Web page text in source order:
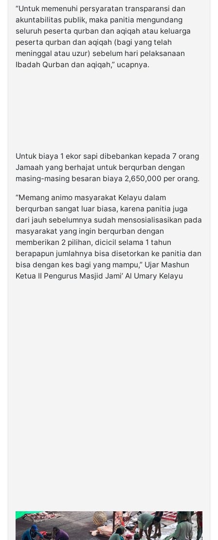
“Untuk memenuhi persyaratan transparansi dan
akuntabilitas publik, maka panitia mengundang
seluruh peserta qurban dan aqiqah atau keluarga
peserta qurban dan aqiqah (bagi yang telah
meninggal atau uzur) sebelum hari pelaksanaan
Ibadah Qurban dan aqiqah,” ucapnya.
Untuk biaya 1 ekor sapi dibebankan kepada 7 orang
Jamaah yang berhajat untuk berqurban dengan
masing-masing besaran biaya 2,650,000 per orang.
“Memang animo masyarakat Kelayu dalam
berqurban sangat luar biasa, karena panitia juga
dari jauh sebelumnya sudah mensosialisasikan pada
masyarakat yang ingin berqurban dengan
memberikan 2 pilihan, dicicil selama 1 tahun
berapapun jumlahnya bisa disetorkan ke panitia dan
bisa dengan kes bagi yang mampu,” Ujar Mashun
Ketua II Pengurus Masjid Jami’ Al Umary Kelayu